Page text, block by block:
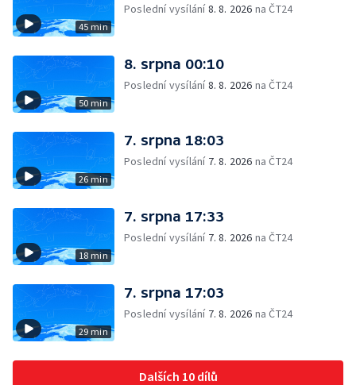
45 min
Poslední vysílání8. 8. 2026 na ČT24
50 min
8. srpna 00:10
Poslední vysílání8. 8. 2026 na ČT24
26 min
7. srpna 18:03
Poslední vysílání 7. 8. 2026 na ČT24
18 min
7. srpna 17:33
Poslední vysílání 7. 8. 2026 na ČT24
29 min
7. srpna 17:03
Poslední vysílání 7. 8. 2026 na ČT24
Dalších 10 dílů